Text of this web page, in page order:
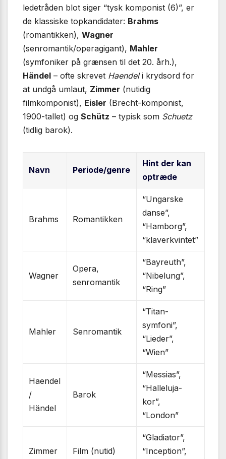
ledetråden blot siger “tysk komponist (6)”, er
de klassiske topkandidater: Brahms
(romantikken), Wagner
(senromantik/operagigant), Mahler
(symfoniker på grænsen til det 20. årh.),
Händel – ofte skrevet Haendeli krydsord for
at undgå umlaut, Zimmer (nutidig
filmkomponist), Eisler (Brecht-komponist,
1900-tallet) og Schütz – typisk som Schuetz
(tidlig barok).
Navn Periode/genre
Hint der kan
optræde
Brahms Romantikken
“Ungarske
danse”,
“Hamborg”,
“klaverkvintet”
Wagner
Opera,
senromantik
“Bayreuth”,
“Nibelung”,
“Ring”
Mahler Senromantik
“Titan-
symfoni”,
“Lieder”,
“Wien”
Haendel
/
Händel
Barok
“Messias”,
“Halleluja-
kor”,
“London”
Zimmer Film (nutid)
“Gladiator”,
“Inception”,